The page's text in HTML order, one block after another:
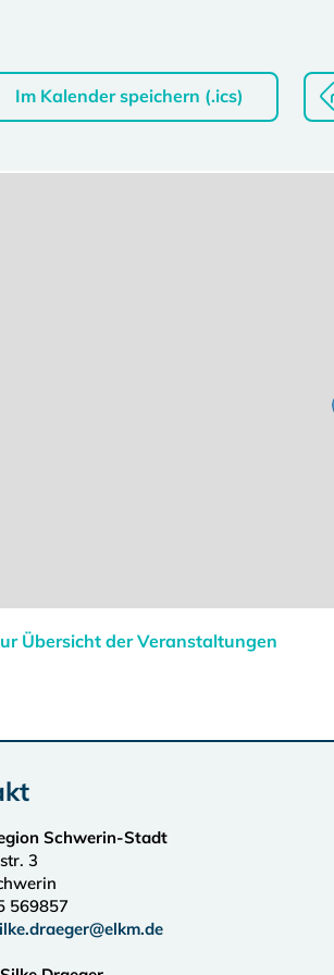
Im Kalender speichern (.ics)
Übersicht der Veranstaltungen
Schwerin-Stadt
3
569857